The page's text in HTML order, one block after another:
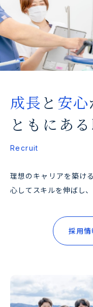
成長と 安心
ともにあ
Recruit
理想のキャリアを築け
心してスキルを伸ばし
採用情